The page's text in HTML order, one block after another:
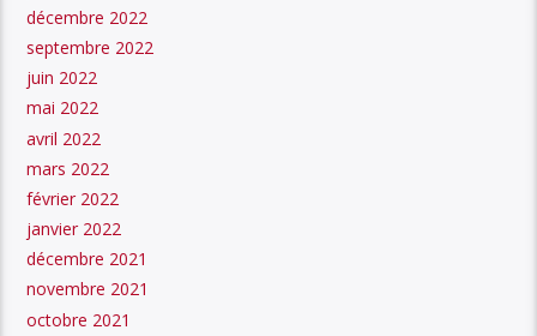
décembre 2022
septembre 2022
juin 2022
mai 2022
avril 2022
mars 2022
février 2022
janvier 2022
décembre 2021
novembre 2021
octobre 2021